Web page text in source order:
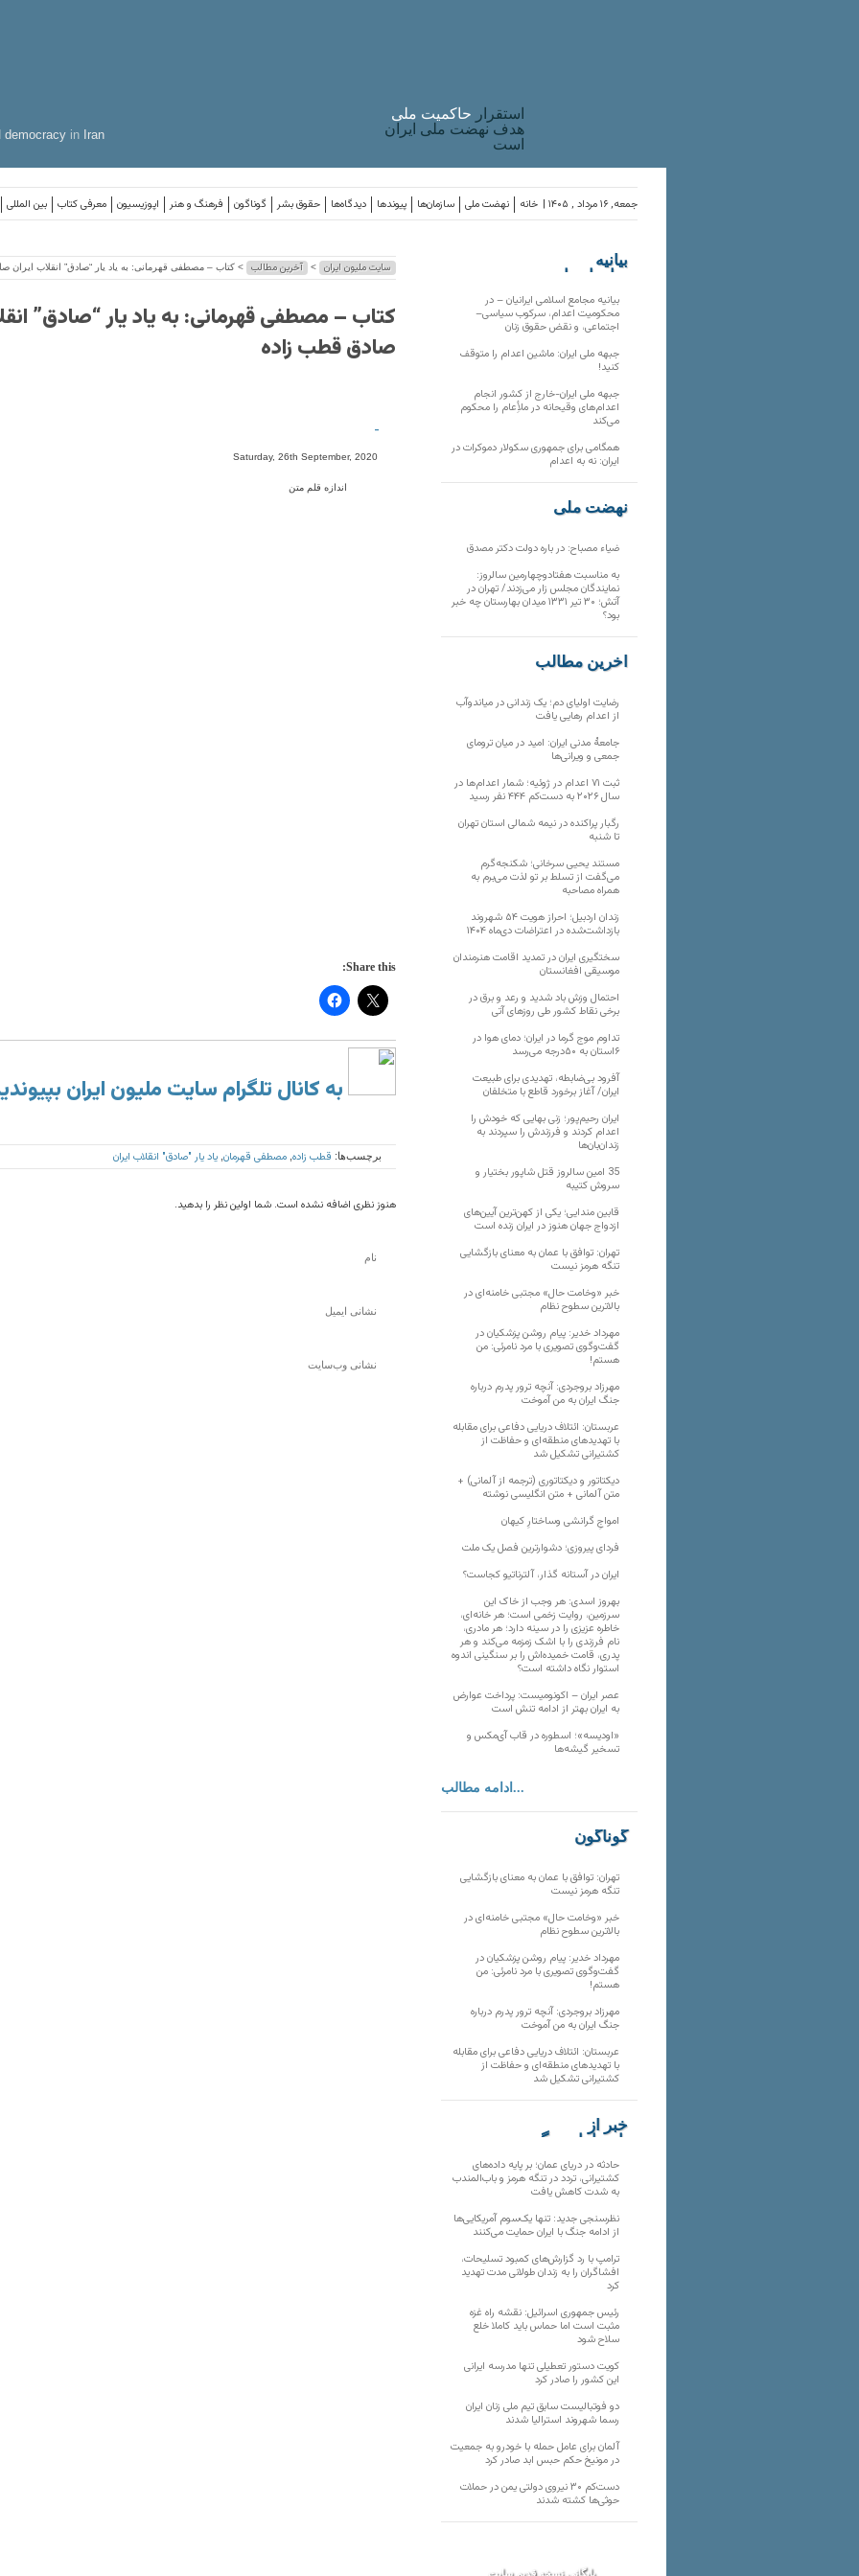
democracy in Iran
استقرار حاکميت ملی
هدف نهضت ملی ایران
است
بین المللی معرفی کتاب اپوزیسیون فرهنگ و هنر گوناگون حقوق بشر دیدگاه‌ها پیوندها سازمان‌ها نهضت ملی خانه جمعه, ۱۶ مرداد , ۱۴۰۵ |
سایت ملیون ایران > آخرین مطالب > کتاب – مصطفی قهرمانی: به یاد یار “صادق” انقلاب ایران
کتاب – مصطفی قهرمانی: به یاد یار “صادق”
صادق قطب زاده
-
Saturday, 26th September, 2020
اندازه قلم متن
Share this:
به کانال تلگرام سایت ملیون ایران
برچسب‌ها: قطب زاده مصطفی قهرمان یاد یار "صادق" انقلاب ایران
هنوز نظری اضافه نشده است. شما اولین نظر را بدهید.
بیانیه
سازمان‌های
بیانیه مجامع اسلامی ایرانیان – در
محکومیت اعدام، سرکوب سیاسی–
اجتماعی، و نقض حقوق زنان
جبهه ملی ایران: ماشین اعدام را متوقف
کنید!
جبهه ملی ایران-خارج از کشور انجام
اعدام‌های وقیحانه در ملأِعام را محکوم
می‌کند
همگامی برای جمهوری سکولار دموکرات در
ایران: نه به اعدام
نهضت ملی
ضیاء مصباح: در باره دولت دکتر مصدق
به مناسبت هفتادوچهارمین سالروز:
نمایندگان مجلس زار می‌زدند/ تهران در
آتش؛ ۳۰ تیر ۱۳۳۱ میدان بهارستان چه خبر
بود؟
آخرین مطالب
رضایت اولیای دم؛ یک زندانی در میاندوآب
از اعدام رهایی یافت
جامعهٔ مدنی ایران: امید در میان ترومای
جمعی و ویرانی‌ها
ثبت ۷۱ اعدام در ژوئیه؛ شمار اعدام‌ها در
سال ۲۰۲۶ به دست‌کم ۴۴۴ نفر رسید
رگبار پراکنده در نیمه شمالی استان تهران
تا شنبه
مستند یحیی سرخانی؛ شکنجه‌گرم
می‌گفت از تسلط بر تو لذت می‌برم به
همراه مصاحبه
زندان اردبیل؛ احراز هویت ۵۴ شهروند
بازداشت‌شده در اعتراضات دی‌ماه ۱۴۰۴
سختگیری ایران در تمدید اقامت هنرمندان
موسیقی افغانستان
احتمال وزش باد شدید و رعد و برق در
برخی نقاط کشور طی روزهای آتی
تداوم موج گرما در ایران؛ دمای هوا در
۶استان به ۵۰درجه می‌رسد
آفرود بی‌ضابطه، تهدیدی برای طبیعت
ایران/ آغاز برخورد قاطع با متخلفان
ایران رحیم‌پور؛ زنی بهایی که خودش را
اعدام کردند و فرزندش را سپردند به
زندان‌بان‌ها
35 امین سالروز قتل شاپور بختیار و
سروش کتیبه
قابین مندایی؛ یکی از کهن‌ترین آیین‌های
ازدواج جهان هنوز در ایران زنده است
تهران: توافق با عمان به معنای بازگشایی
تنگه هرمز نیست
خبر «وخامت حال» مجتبی خامنه‌ای در
بالاترین سطوح نظام
مهرداد خدیر: پیام روشن پزشکیان در
گفت‌و‌گوی تصویری با مرد نامرئی: من
هستم!
مهرزاد بروجردی: آنچه ترور پدرم درباره
جنگ ایران به من آموخت
عربستان: ائتلاف دریایی دفاعی برای مقابله
با تهدیدهای منطقه‌ای و حفاظت از
کشتیرانی تشکیل شد
دیکتاتور و دیکتاتوری (ترجمه از آلمانی) +
متن آلمانی + متن انگلیسی نوشته
‌امواجِ گرانشی وساختارِ کیهان
فردای پیروزی؛ دشوارترین فصل یک ملت
ایران در آستانه گذار، آلترناتیو کجاست؟
بهروز اسدی: هر وجب از خاک‌ این
سرزمین، روایت زخمی است؛ هر خانه‌ای،
خاطره عزیزی را در سینه دارد؛ هر مادری،
نام فرزندی را با اشک زمزمه می‌کند و هر
پدری، قامت خمیده‌اش را بر سنگینی اندوه
استوار نگاه داشته است؟
عصر ایران – اکونومیست: پرداخت عوارض
به ایران بهتر از ادامه تنش است
«اودیسه»؛ اسطوره در قاب آی‌مکس و
تسخیر گیشه‌ها
ادامه مطالب...
گوناگون
تهران: توافق با عمان به معنای بازگشایی
تنگه هرمز نیست
خبر «وخامت حال» مجتبی خامنه‌ای در
بالاترین سطوح نظام
مهرداد خدیر: پیام روشن پزشکیان در
گفت‌و‌گوی تصویری با مرد نامرئی: من
هستم!
مهرزاد بروجردی: آنچه ترور پدرم درباره
جنگ ایران به من آموخت
عربستان: ائتلاف دریایی دفاعی برای مقابله
با تهدیدهای منطقه‌ای و حفاظت از
کشتیرانی تشکیل شد
خبر از
تارنماهای دیگر
حادثه در دریای عمان؛ بر پایه داده‌های
کشتیرانی، تردد در تنگه هرمز و باب‌المندب
به شدت کاهش یافت
نظرسنجی جدید: تنها یک‌سوم آمریکایی‌ها
از ادامه جنگ با ایران حمایت می‌کنند
ترامپ با رد گزارش‌های کمبود تسلیحات،
افشاگران را به زندان طولانی مدت تهدید
کرد
رئیس‌ جمهوری اسرائیل: نقشه راه غزه
مثبت است اما حماس باید کاملا خلع
سلاح شود
کویت دستور تعطیلی تنها مدرسه ایرانی
این کشور را صادر کرد
دو فوتبالیست سابق تیم ملی زنان ایران
رسما شهروند استرالیا شدند
آلمان برای عامل حمله با خودرو به جمعیت
در مونیخ حکم حبس ابد صادر کرد
دست‌کم ۳۰ نیروی دولتی یمن در حملات
حوثی‌ها کشته شدند
بایگانی نسخه قدیم سایت